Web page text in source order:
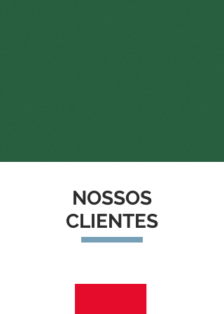
NOSSOS
CLIENTES